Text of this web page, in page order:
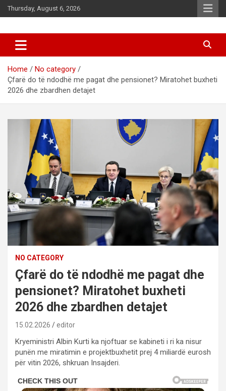
Skip
to
Thursday, August 6, 2026
d7-news.com
Home
No category
Çfarë do të ndodhë me pagat dhe pensionet? Miratohet buxheti
2026 dhe zbardhen detajet
NO CATEGORY
Çfarë do të ndodhë me pagat dhe
pensionet? Miratohet buxheti
2026 dhe zbardhen detajet
15.02.2026 editor
Kryeministri Albin Kurti ka njoftuar se kabineti i ri ka nisur
punën me miratimin e projektbuxhetit prej 4 miliardë eurosh
për vitin 2026, shkruan Insajderi.